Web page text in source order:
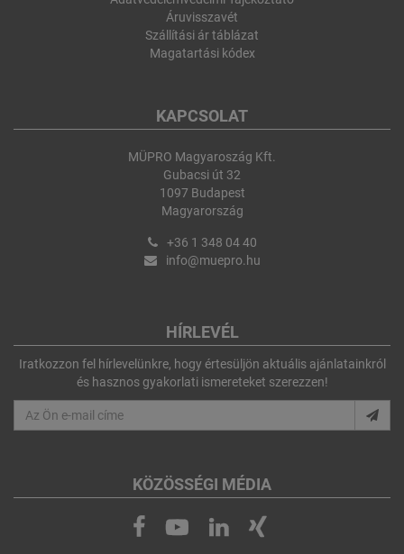
Áruvisszavét
Szállítási ár táblázat
Magatartási kódex
KAPCSOLAT
MÜPRO Magyaroszág Kft.
Gubacsi út 32
1097 Budapest
Magyarország
+36 1 348 04 40
info@muepro.hu
HÍRLEVÉL
Iratkozzon fel hírlevelünkre, hogy értesüljön aktuális ajánlatainkról
és hasznos gyakorlati ismereteket szerezzen!
KÖZÖSSÉGI MÉDIA